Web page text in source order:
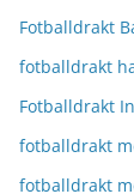
Fotballdrakt
fotballdrakt
Fotballdrakt
fotballdrakt
fotballdrakt